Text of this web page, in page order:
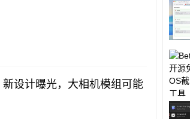
设计曝光，大相机模组可能